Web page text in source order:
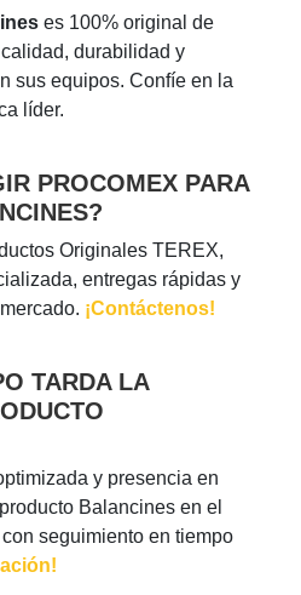
es 100% original de
durabilidad y
sus equipos. Confíe en la
líder.
PROCOMEX PARA
Originales TEREX,
entregas rápidas y
¡Contáctenos!
TARDA LA
y presencia en
Balancines en el
seguimiento en tiempo